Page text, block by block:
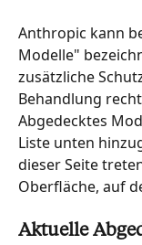
Anthropic kann
Modelle"
zusätzliche
Behandlung
Abgedecktes
Liste unten
dieser Seite
Oberfläche, auf
Aktuelle